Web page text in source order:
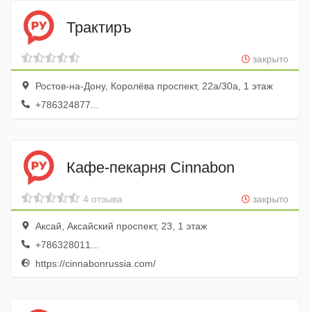
Трактиръ
закрыто
Ростов-на-Дону, Королёва проспект, 22а/30а, 1 этаж
+786324877...
Кафе-пекарня Cinnabon
закрыто
4 отзыва
Аксай, Аксайский проспект, 23, 1 этаж
+786328011...
https://cinnabonrussia.com/